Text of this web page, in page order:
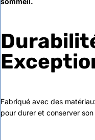
Fabriqué avec des
pour durer et conserver